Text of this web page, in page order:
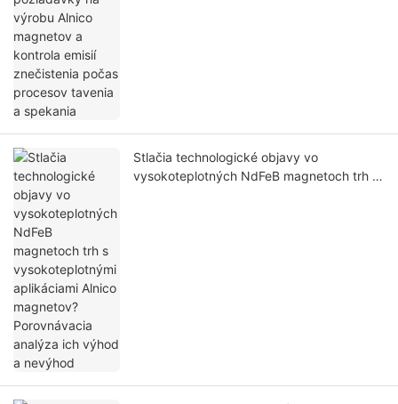
Stlačia technologické objavy vo
vysokoteplotných NdFeB magnetoch trh s